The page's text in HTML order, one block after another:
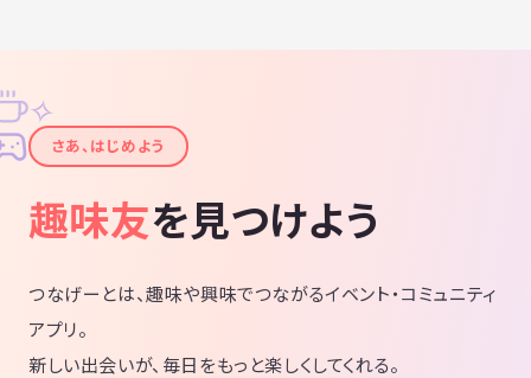
✦
✧
さあ、はじめよう
趣味友を見つけよう
つなげーとは、趣味や興味でつながるイベント・コミュニティ
アプリ。
新しい出会いが、毎日をもっと楽しくしてくれる。